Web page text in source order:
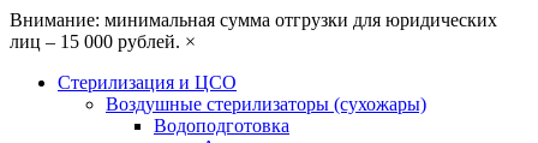
Внимание: минимальная сумма отгрузки для юридических
лиц – 15 000 рублей. ×
Стерилизация и ЦСО
Воздушные стерилизаторы (сухожары)
Водоподготовка